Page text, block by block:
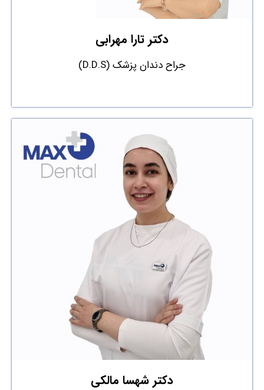
دکتر تارا مهرابی
جراح دندان پزشک (D.D.S)
دکتر شهسا مالکی